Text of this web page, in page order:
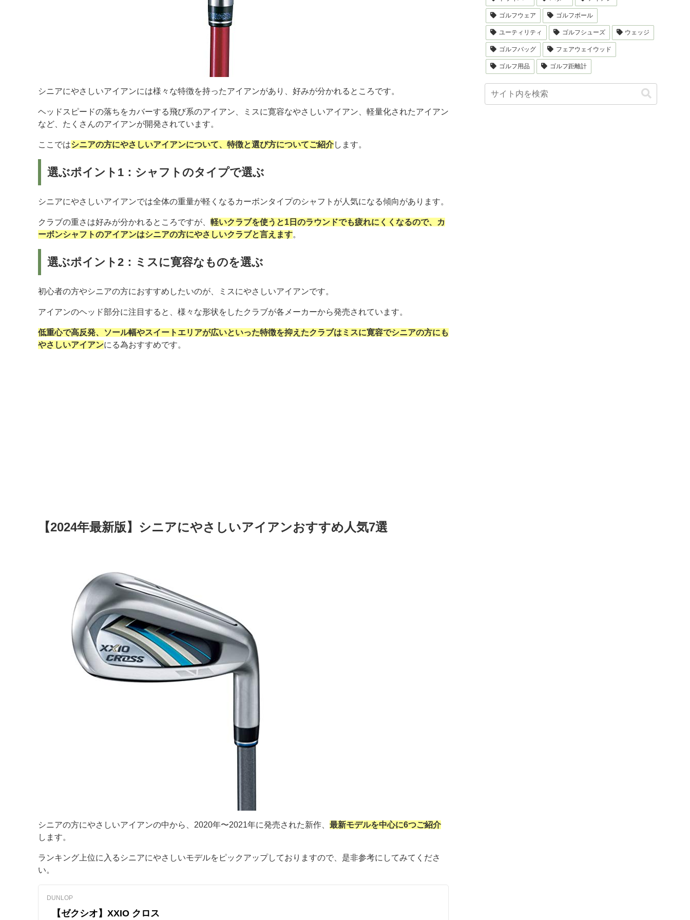
シニアにやさしいアイアンには様々な特徴を持ったアイアンがあり、好みが分かれるところです。
ヘッドスピードの落ちをカバーする飛び系のアイアン、ミスに寛容なやさしいアイアン、軽量化されたアイアン
など、たくさんのアイアンが開発されています。
ここではシニアの方にやさしいアイアンについて、特徴と選び方についてご紹介します。
選ぶポイント1：シャフトのタイプで選ぶ
シニアにやさしいアイアンでは全体の重量が軽くなるカーボンタイプのシャフトが人気になる傾向があります。
クラブの重さは好みが分かれるところですが、 軽いクラブを使うと1日のラウンドでも疲れにくくなるので、カ
ーボンシャフトのアイアンはシニアの方にやさしいクラブと言えます。
選ぶポイント2：ミスに寛容なものを選ぶ
初心者の方やシニアの方におすすめしたいのが、ミスにやさしいアイアンです。
アイアンのヘッド部分に注目すると、様々な形状をしたクラブが各メーカーから発売されています。
低重心で高反発、ソール幅やスイートエリアが広いといった特徴を抑えたクラブはミスに寛容でシニアの方にも
やさしいアイアンにる為おすすめです。
【2024年最新版】シニアにやさしいアイアンおすすめ人気7選
シニアの方にやさしいアイアンの中から、2020年〜2021年に発売された新作、 最新モデルを中心に6つご紹介
します。
ランキング上位に入るシニアにやさしいモデルをピックアップしておりますので、是非参考にしてみてくださ
い。
DUNLOP
【ゼクシオ】XXIO クロス
ゴルフウェア ゴルフボール
ユーティリティ ゴルフシューズ ウェッジ
ゴルフバッグ フェアウェイウッド
ゴルフ用品 ゴルフ距離計